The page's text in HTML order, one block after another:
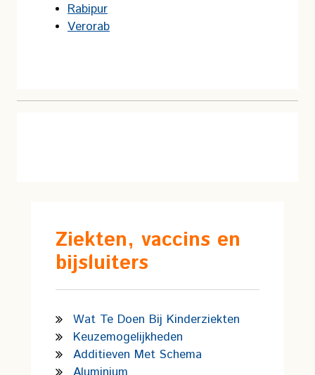
Ziekten, vaccins en
bijsluiters
Wat Te Doen Bij Kinderziekten
Keuzemogelijkheden
Additieven Met Schema
Rabipur
Verorab